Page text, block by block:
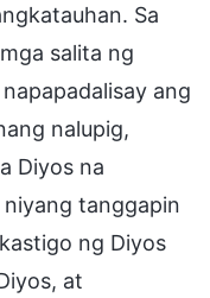
Sa
salita ng
ang
nalupig,
Diyos na
tanggapin
ng Diyos
at